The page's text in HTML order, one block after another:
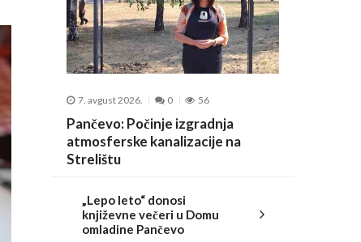
7. avgust 2026. 0 56
Pančevo: Počinje izgradnja
atmosferske kanalizacije na
Strelištu
„Lepo leto“ donosi
književne večeri u Domu
omladine Pančevo